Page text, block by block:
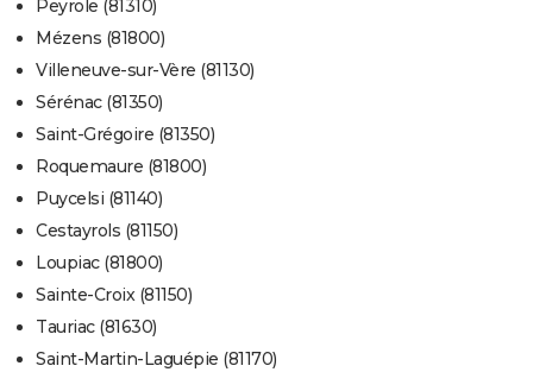
Peyrole (81310)
Mézens (81800)
Villeneuve-sur-Vère (81130)
Sérénac (81350)
Saint-Grégoire (81350)
Roquemaure (81800)
Puycelsi (81140)
Cestayrols (81150)
Loupiac (81800)
Sainte-Croix (81150)
Tauriac (81630)
Saint-Martin-Laguépie (81170)